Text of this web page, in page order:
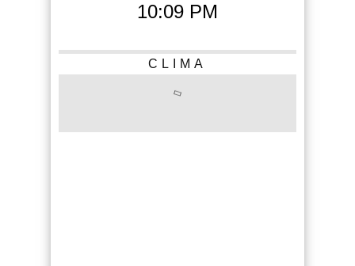
10:09 PM
CLIMA